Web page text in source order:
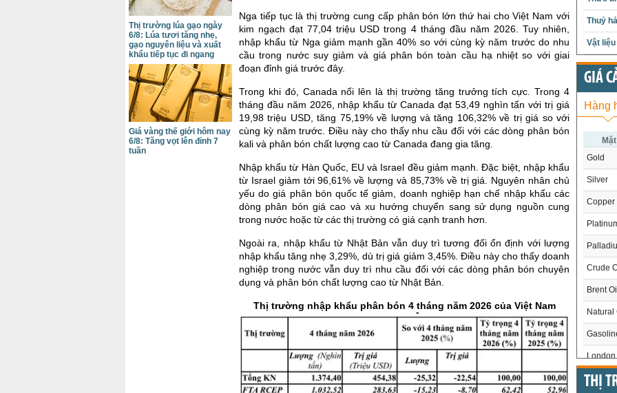
Nga tiếp tục là thị trường cung cấp phân bón lớn thứ hai cho Việt Nam với
kim ngạch đạt 77,04 triệu USD trong 4 tháng đầu năm 2026. Tuy nhiên,
nhập khẩu từ Nga giảm mạnh gần 40% so với cùng kỳ năm trước do nhu
cầu trong nước suy giảm và giá phân bón toàn cầu hạ nhiệt so với giai
đoạn đỉnh giá trước đây.
Trong khi đó, Canada nổi lên là thị trường tăng trưởng tích cực. Trong 4
tháng đầu năm 2026, nhập khẩu từ Canada đạt 53,49 nghìn tấn với trị giá
19,98 triệu USD, tăng 75,19% về lượng và tăng 106,32% về trị giá so với
cùng kỳ năm trước. Điều này cho thấy nhu cầu đối với các dòng phân bón
kali và phân bón chất lượng cao từ Canada đang gia tăng.
Nhập khẩu từ Hàn Quốc, EU và Israel đều giảm mạnh. Đặc biệt, nhập khẩu
từ Israel giảm tới 96,61% về lượng và 85,73% về trị giá. Nguyên nhân chủ
yếu do giá phân bón quốc tế giảm, doanh nghiệp hạn chế nhập khẩu các
dòng phân bón giá cao và xu hướng chuyển sang sử dụng nguồn cung
trong nước hoặc từ các thị trường có giá cạnh tranh hơn.
Ngoài ra, nhập khẩu từ Nhật Bản vẫn duy trì tương đối ổn định với lượng
nhập khẩu tăng nhẹ 3,29%, dù trị giá giảm 3,45%. Điều này cho thấy doanh
nghiệp trong nước vẫn duy trì nhu cầu đối với các dòng phân bón chuyên
dụng và phân bón chất lượng cao từ Nhật Bản.
Thị trường nhập khẩu phân bón 4 tháng năm 2026 của Việt Nam
Thị trường lúa gạo ngày
6/8: Lúa tươi tăng nhẹ,
gạo nguyên liệu và xuất
khẩu tiếp tục đi ngang
Giá vàng thế giới hôm nay
6/8: Tăng vọt lên đỉnh 7
tuần
Thuỷ
Vật
GIÁ
Hàng
Gold
Silver
Copper
Crude
Brent
Natural
London
US
THỊ